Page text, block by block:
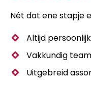
Nét dat ene stapje
Altijd
Vakkundig team
Uitgebreid